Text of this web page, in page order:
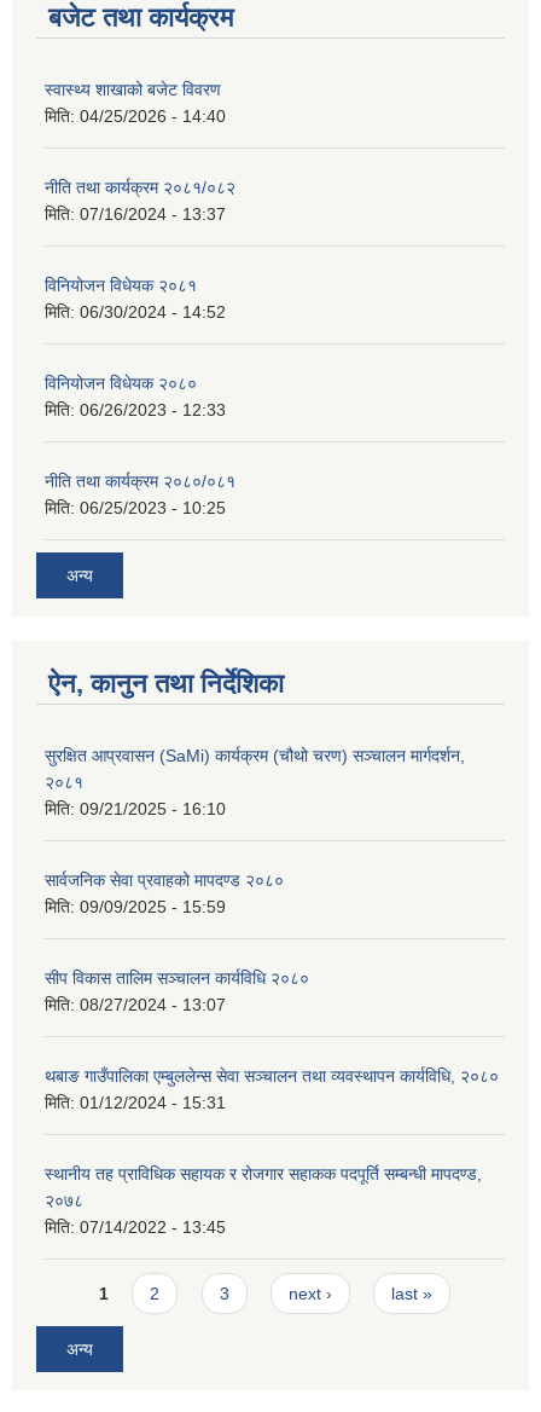
बजेट तथा कार्यक्रम
स्वास्थ्य शाखाको बजेट विवरण
मिति: 04/25/2026 - 14:40
नीति तथा कार्यक्रम २०८१/०८२
मिति: 07/16/2024 - 13:37
विनियोजन विधेयक २०८१
मिति: 06/30/2024 - 14:52
विनियोजन विधेयक २०८०
मिति: 06/26/2023 - 12:33
नीति तथा कार्यक्रम २०८०/०८१
मिति: 06/25/2023 - 10:25
अन्य
ऐन, कानुन तथा निर्देशिका
सुरक्षित आप्रवासन (SaMi) कार्यक्रम (चौथो चरण) सञ्चालन मार्गदर्शन,
२०८१
मिति: 09/21/2025 - 16:10
सार्वजनिक सेवा प्रवाहको मापदण्ड २०८०
मिति: 09/09/2025 - 15:59
सीप विकास तालिम सञ्चालन कार्यविधि २०८०
मिति: 08/27/2024 - 13:07
थबाङ गाउँपालिका एम्बुललेन्स सेवा सञ्चालन तथा व्यवस्थापन कार्यविधि, २०८०
मिति: 01/12/2024 - 15:31
स्थानीय तह प्राविधिक सहायक र रोजगार सहाकक पदपूर्ति सम्बन्धी मापदण्ड,
२०७८
मिति: 07/14/2022 - 13:45
Pages
1 2 3 next › last »
अन्य